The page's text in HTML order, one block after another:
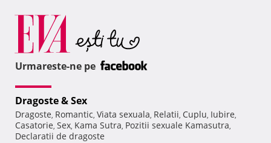
Urmareste-ne pe
Dragoste & Sex
Dragoste, Romantic, Viata sexuala, Relatii, Cuplu, Iubire,
Casatorie, Sex, Kama Sutra, Pozitii sexuale Kamasutra,
Declaratii de dragoste